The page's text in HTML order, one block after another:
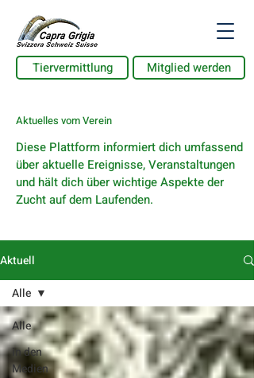
Tiervermittlung Mitglied werden
Aktuelles vom Verein
Diese Plattform informiert dich umfassend
über aktuelle Ereignisse, Veranstaltungen
und hält dich über wichtige Aspekte der
Zucht auf dem Laufenden.
Aktuell
Alle
in den
Medien
Alle